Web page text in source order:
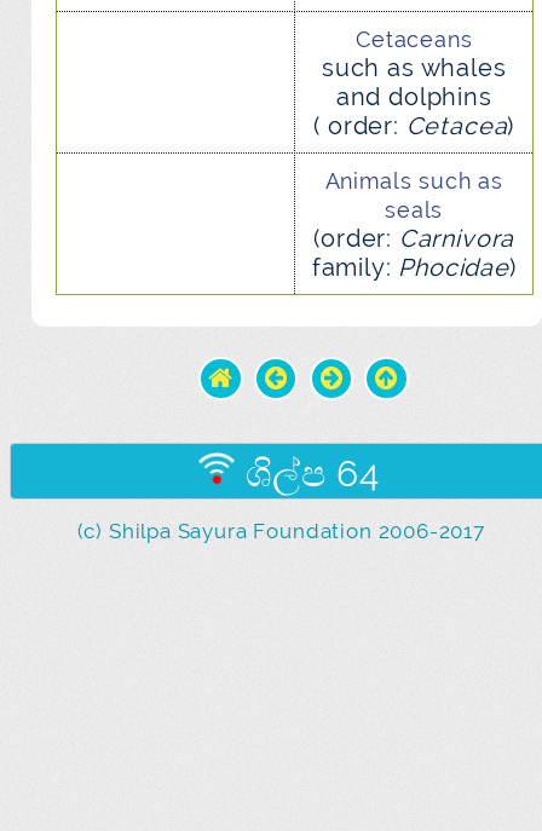
Cetaceans
such as whales
and dolphins
( order: Cetacea)
Animals such as
seals
(order: Carnivora
family: Phocidae)
ශිල්ප 64
(c) Shilpa Sayura Foundation 2006-2017